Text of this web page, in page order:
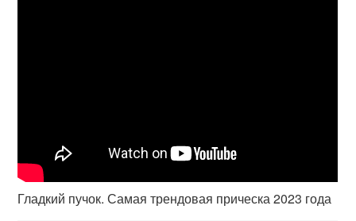
Гладкий пучок. Самая трендовая прическа 2023 года